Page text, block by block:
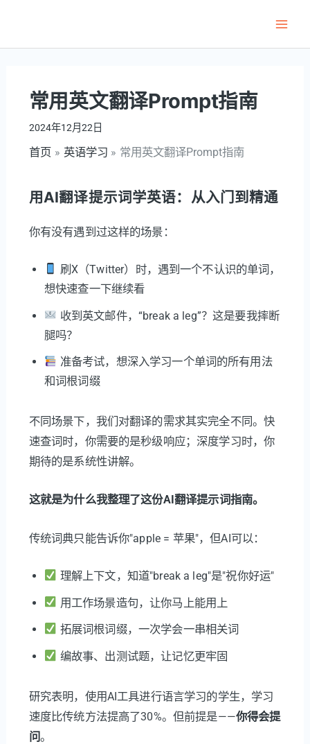
内
常用英文翻译Prompt指南
2024年12月22日
首页 英语学习 常用英文翻译Prompt指南
用AI翻译提示词学英语：从入门到精通
你有没有遇到过这样的场景：
刷X（Twitter）时，遇到一个不认识的单词，
想快速查一下继续看
收到英文邮件，“break a leg”？这是要我摔断
腿吗？
准备考试，想深入学习一个单词的所有用法
和词根词缀
不同场景下，我们对翻译的需求其实完全不同。快
速查词时，你需要的是秒级响应；深度学习时，你
期待的是系统性讲解。
这就是为什么我整理了这份AI翻译提示词指南。
传统词典只能告诉你"apple = 苹果"，但AI可以：
理解上下文，知道"break a leg"是"祝你好运"
用工作场景造句，让你马上能用上
拓展词根词缀，一次学会一串相关词
编故事、出测试题，让记忆更牢固
研究表明，使用AI工具进行语言学习的学生，学习
速度比传统方法提高了30%。但前提是——你得会提
问。